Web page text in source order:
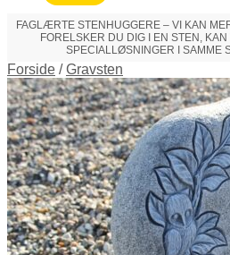
FAGLÆRTE STENHUGGERE – VI KAN
FORELSKER DU DIG I EN STEN,
SPECIALLØSNINGER I SAMME
Forside / Gravsten